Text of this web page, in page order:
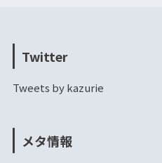
Twitter
Tweets by kazurie
メタ情報